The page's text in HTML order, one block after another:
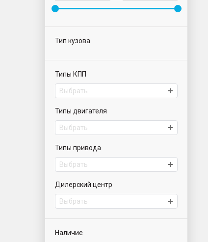
Тип кузова
Типы КПП
Выбрать
Типы двигателя
Выбрать
Типы привода
Выбрать
Дилерский центр
Выбрать
Наличие